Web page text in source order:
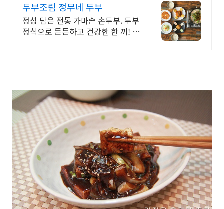
두부조림 정무네 두부
정성 담은 전통 가마솥 손두부. 두부
정식으로 든든하고 건강한 한 끼! 정